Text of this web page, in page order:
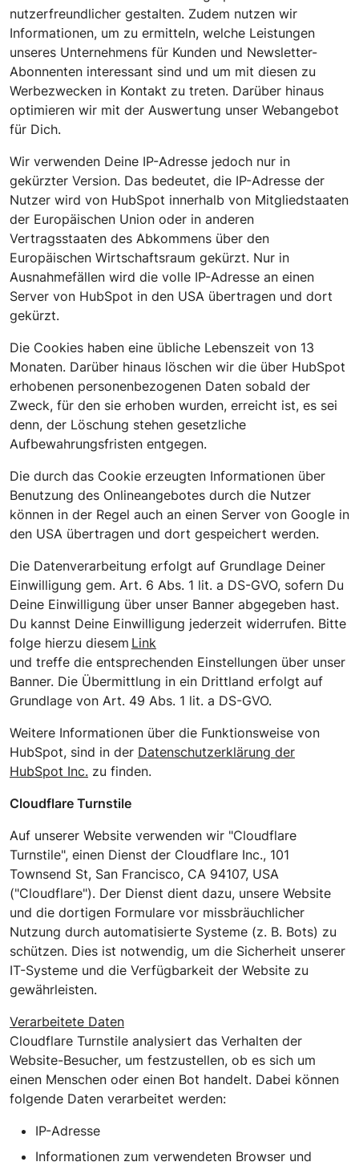
nutzerfreundlicher gestalten. Zudem nutzen wir
Informationen, um zu ermitteln, welche Leistungen
unseres Unternehmens für Kunden und Newsletter-
Abonnenten interessant sind und um mit diesen zu
Werbezwecken in Kontakt zu treten. Darüber hinaus
optimieren wir mit der Auswertung unser Webangebot
für Dich.
Wir verwenden Deine IP-Adresse jedoch nur in
gekürzter Version. Das bedeutet, die IP-Adresse der
Nutzer wird von HubSpot innerhalb von Mitgliedstaaten
der Europäischen Union oder in anderen
Vertragsstaaten des Abkommens über den
Europäischen Wirtschaftsraum gekürzt. Nur in
Ausnahmefällen wird die volle IP-Adresse an einen
Server von HubSpot in den USA übertragen und dort
gekürzt.
Die Cookies haben eine übliche Lebenszeit von 13
Monaten. Darüber hinaus löschen wir die über HubSpot
erhobenen personenbezogenen Daten sobald der
Zweck, für den sie erhoben wurden, erreicht ist, es sei
denn, der Löschung stehen gesetzliche
Aufbewahrungsfristen entgegen.
Die durch das Cookie erzeugten Informationen über
Benutzung des Onlineangebotes durch die Nutzer
können in der Regel auch an einen Server von Google in
den USA übertragen und dort gespeichert werden.
Die Datenverarbeitung erfolgt auf Grundlage Deiner
Einwilligung gem. Art. 6 Abs. 1 lit. a DS-GVO, sofern Du
Deine Einwilligung über unser Banner abgegeben hast.
Du kannst Deine Einwilligung jederzeit widerrufen. Bitte
folge hierzu diesem Link
und treffe die entsprechenden Einstellungen über unser
Banner. Die Übermittlung in ein Drittland erfolgt auf
Grundlage von Art. 49 Abs. 1 lit. a DS-GVO.
Weitere Informationen über die Funktionsweise von
HubSpot, sind in der Datenschutzerklärung der
HubSpot Inc. zu finden.
Cloudflare Turnstile
Auf unserer Website verwenden wir "Cloudflare
Turnstile", einen Dienst der Cloudflare Inc., 101
Townsend St, San Francisco, CA 94107, USA
("Cloudflare"). Der Dienst dient dazu, unsere Website
und die dortigen Formulare vor missbräuchlicher
Nutzung durch automatisierte Systeme (z. B. Bots) zu
schützen. Dies ist notwendig, um die Sicherheit unserer
IT-Systeme und die Verfügbarkeit der Website zu
gewährleisten.
Verarbeitete Daten
Cloudflare Turnstile analysiert das Verhalten der
Website-Besucher, um festzustellen, ob es sich um
einen Menschen oder einen Bot handelt. Dabei können
folgende Daten verarbeitet werden:
IP-Adresse
Informationen zum verwendeten Browser und